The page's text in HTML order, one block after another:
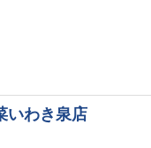
いわき泉店